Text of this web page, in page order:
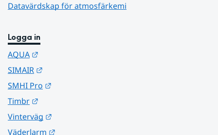
Datavärdskap för atmosfärkemi
Logga in
AQUA
SIMAIR
SMHI Pro
Timbr
Vinterväg
Väderlarm